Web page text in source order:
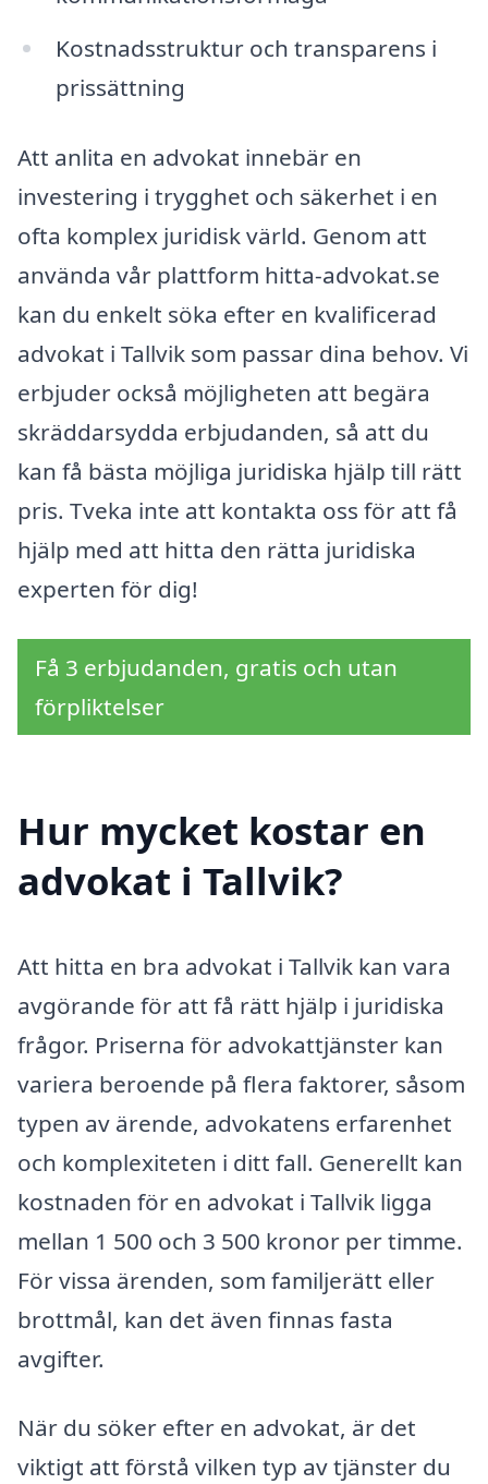
Kostnadsstruktur och transparens i
prissättning
Att anlita en advokat innebär en
investering i trygghet och säkerhet i en
ofta komplex juridisk värld. Genom att
använda vår plattform hitta-advokat.se
kan du enkelt söka efter en kvalificerad
advokat i Tallvik som passar dina behov. Vi
erbjuder också möjligheten att begära
skräddarsydda erbjudanden, så att du
kan få bästa möjliga juridiska hjälp till rätt
pris. Tveka inte att kontakta oss för att få
hjälp med att hitta den rätta juridiska
experten för dig!
Få 3 erbjudanden, gratis och utan
förpliktelser
Hur mycket kostar en
advokat i Tallvik?
Att hitta en bra advokat i Tallvik kan vara
avgörande för att få rätt hjälp i juridiska
frågor. Priserna för advokattjänster kan
variera beroende på flera faktorer, såsom
typen av ärende, advokatens erfarenhet
och komplexiteten i ditt fall. Generellt kan
kostnaden för en advokat i Tallvik ligga
mellan 1 500 och 3 500 kronor per timme.
För vissa ärenden, som familjerätt eller
brottmål, kan det även finnas fasta
avgifter.
När du söker efter en advokat, är det
viktigt att förstå vilken typ av tjänster du